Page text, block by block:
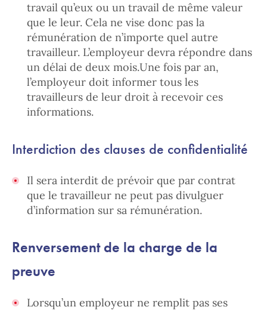
travail qu’eux ou un travail de même valeur
que le leur. Cela ne vise donc pas la
rémunération de n’importe quel autre
travailleur. L’employeur devra répondre dans
un délai de deux mois.Une fois par an,
l’employeur doit informer tous les
travailleurs de leur droit à recevoir ces
informations.
Interdiction des clauses de confidentialité
Il sera interdit de prévoir que par contrat
que le travailleur ne peut pas divulguer
d’information sur sa rémunération.
Renversement de la charge de la
preuve
Lorsqu’un employeur ne remplit pas ses